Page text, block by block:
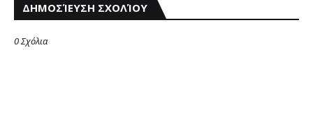
ΔΗΜΟΣΊΕΥΣΗ ΣΧΟΛΊΟΥ
0 Σχόλια